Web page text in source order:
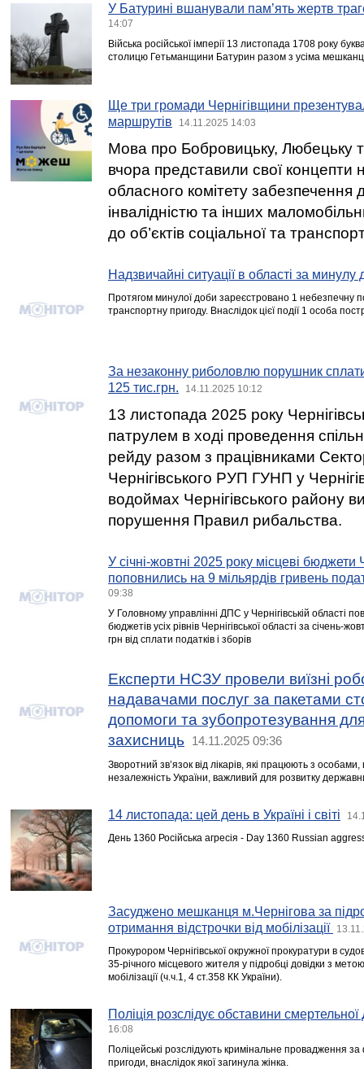
У Батурині вшанували пам’ять жертв
14:07
Війська російської імперії 13 листопада 1708 року
столицю Гетьманщини Батурин разом з усіма
Ще три громади Чернігівщини
маршрутів
14.11.2025 14:03
Мова про Бобровицьку, Любецьку
вчора представили свої концепти
обласного комітету забезпечення
інвалідністю та інших
до об’єктів соціальної та
Надзвичайні ситуації в області за минулу
Протягом минулої доби зареєстровано 1 небезпечну
транспортну пригоду. Внаслідок цієї події 1 особа
За незаконну риболовлю порушник
125 тис.грн.
14.11.2025 10:12
13 листопада 2025 року
патрулем в ході проведення
рейду разом з працівниками
Чернігівського РУП ГУНП у
водоймах Чернігівського району
порушення Правил рибальства.
У січні-жовтні 2025 року місцеві бюджети
поповнились на 9 мільярдів гривень
09:38
У Головному управлінні ДПС у Чернігівській області
бюджетів усіх рівнів Чернігівської області за січень-
грн від сплати податків і зборів
Експерти НСЗУ провели виїзні
надавачами послуг за пакетами
допомоги та зубопротезування для
захисниць
14.11.2025 09:36
Зворотний зв’язок від лікарів, які працюють з
незалежність України, важливий для розвитку
14 листопада: цей день в Україні і світі
День 1360 Російська агресія - Day 1360 Russian
Засуджено мешканця м.Чернігова за
отримання відстрочки від мобілізації
Прокурором Чернігівської окружної прокуратури в
35-річного місцевого жителя у підробці довідки з
мобілізації (ч.ч.1, 4 ст.358 КК України).
Поліція розслідує обставини
16:08
Поліцейські розслідують кримінальне провадження
пригоди, внаслідок якої загинула жінка.